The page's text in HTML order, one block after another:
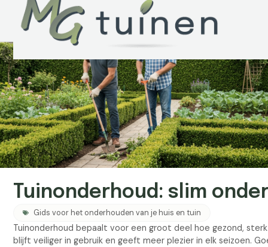
Tuinonderhoud: slim
Gids voor het onderhouden van je huis en tuin
Tuinonderhoud bepaalt voor een groot deel hoe gezond,
blijft veiliger in gebruik en geeft meer plezier in elk seizoen.